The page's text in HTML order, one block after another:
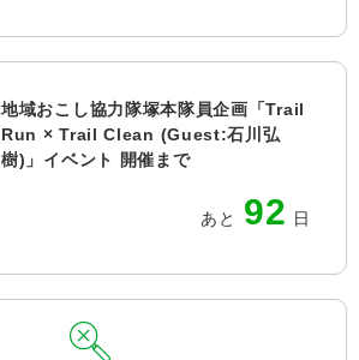
地域おこし協力隊塚本隊員企画「Trail
Run × Trail Clean (Guest:石川弘
樹)」イベント 開催まで
あと 92 日